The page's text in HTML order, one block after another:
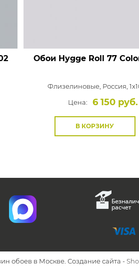
Обои Hygge Roll 77
Флизелиновые, Россия,
Цена:
6 150 руб.
В КОРЗИНУ
обоев в Москве. Создание сайта -